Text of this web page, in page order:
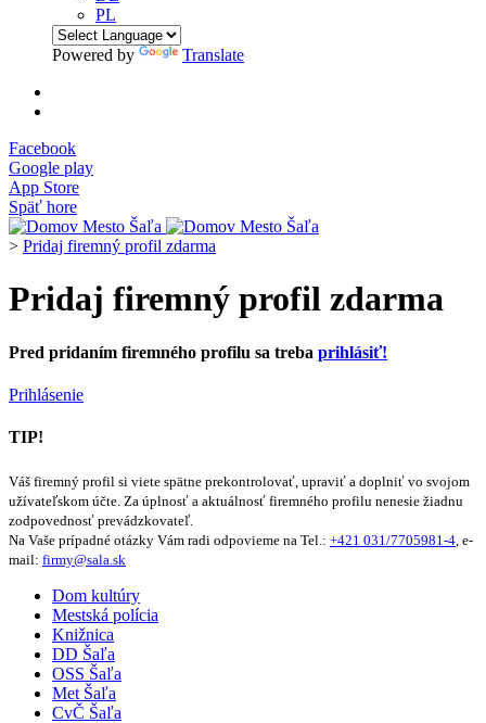
PL
Powered by Translate
Facebook
Google play
App Store
Späť hore
> Pridaj firemný profil zdarma
Pridaj firemný profil zdarma
Pred pridaním firemného profilu sa treba prihlásiť!
Prihlásenie
TIP!
Váš firemný profil si viete spätne prekontrolovať, upraviť a doplniť vo svojom
užívateľskom účte. Za úplnosť a aktuálnosť firemného profilu nenesie žiadnu
zodpovednosť prevádzkovateľ.
Na Vaše prípadné otázky Vám radi odpovieme na Tel.: +421 031/7705981-4 , e-
mail: firmy@sala.sk
Dom kultúry
Mestská polícia
Knižnica
DD Šaľa
OSS Šaľa
Met Šaľa
CvČ Šaľa